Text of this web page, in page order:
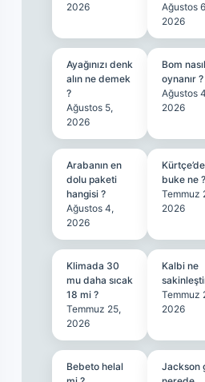
2026
Ağustos
2026
Ayağınızı denk
alın ne demek
?
Ağustos 5,
2026
Bom nasıl
oynanır ?
Ağustos
2026
Arabanın en
dolu paketi
hangisi ?
Ağustos 4,
2026
Kürtçe’de
buke ne ?
Temmuz
2026
Klimada 30
mu daha sıcak
18 mi ?
Temmuz 25,
2026
Kalbi ne
Temmuz
2026
Bebeto helal
Jackson